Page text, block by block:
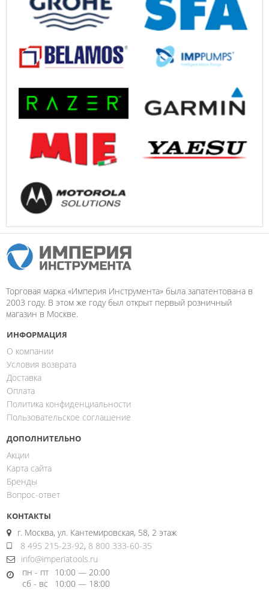
Торговая марка «Империя Инструмента» была запатентована в
2003 году. В этом же году был открыт первый розничный
магазин в Москве.
ИНФОРМАЦИЯ
О компании
Условия возврата
Доставка
Оплата
Политика конфиденциальности
Пользовательское соглашение
ДОПОЛНИТЕЛЬНО
Акции
Карта сайта
Бренды
Вопрос-ответ
КОНТАКТЫ
г. Москва, ул. Кантемировская, 58, 2 этаж
8 495 215-23-92, 8 800 333-60-35
info@imperiatools.ru
пн - пт 10:00 — 20:00
сб - вс
10:00 — 18:00